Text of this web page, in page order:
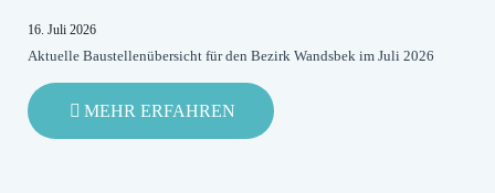
DESASTER
16. Juli 2026
Aktuelle Baustellenübersicht für den Bezirk Wandsbek im Juli 2026
MEHR ERFAHREN
AKTUELLE